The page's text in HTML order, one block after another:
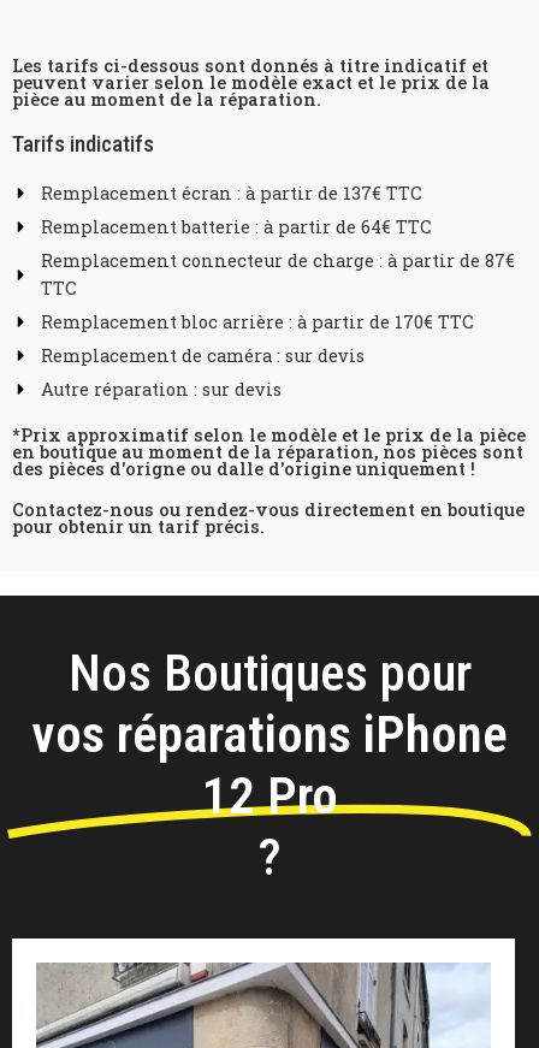
Les tarifs ci-dessous sont donnés à titre indicatif et
peuvent varier selon le modèle exact et le prix de la
pièce au moment de la réparation.
Tarifs indicatifs
Remplacement écran : à partir de 137€ TTC
Remplacement batterie : à partir de 64€ TTC
Remplacement connecteur de charge : à partir de 87€
TTC
Remplacement bloc arrière : à partir de 170€ TTC
Remplacement de caméra : sur devis
Autre réparation : sur devis
*Prix approximatif selon le modèle et le prix de la pièce
en boutique au moment de la réparation, nos pièces sont
des pièces d'origne ou dalle d'origine uniquement !
Contactez-nous ou rendez-vous directement en boutique
pour obtenir un tarif précis.
Nos Boutiques pour
vos réparations iPhone
12 Pro
?